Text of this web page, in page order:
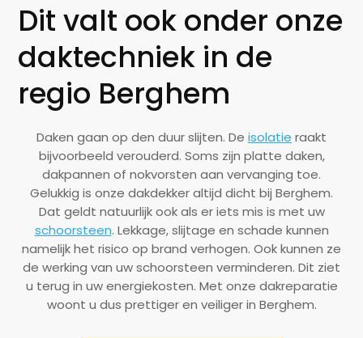
Dit valt ook onder onze
daktechniek in de
regio Berghem
Daken gaan op den duur slijten. De isolatie raakt
bijvoorbeeld verouderd. Soms zijn platte daken,
dakpannen of nokvorsten aan vervanging toe.
Gelukkig is onze dakdekker altijd dicht bij Berghem.
Dat geldt natuurlijk ook als er iets mis is met uw
schoorsteen. Lekkage, slijtage en schade kunnen
namelijk het risico op brand verhogen. Ook kunnen ze
de werking van uw schoorsteen verminderen. Dit ziet
u terug in uw energiekosten. Met onze dakreparatie
woont u dus prettiger en veiliger in Berghem.